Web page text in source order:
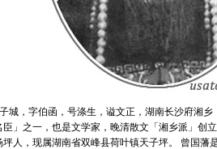
，字伯函，号涤生，谥文正，湖南长沙府湘乡
」之一，也是文学家，晚清散文「湘乡派」创
人，现属湖南省双峰县荷叶镇天子坪。 曾国藩